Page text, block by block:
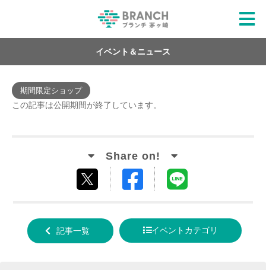
イベント＆ニュース
期間限定ショップ
この記事は公開期間が終了しています。
する
Facebook
る
記事一覧 イベントカテゴリ